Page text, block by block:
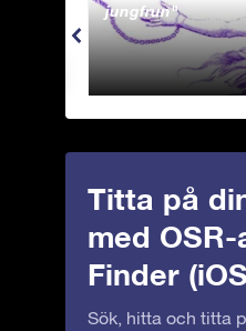
jungfrun
Titta på
med
Finder
Sök, hitta och titta